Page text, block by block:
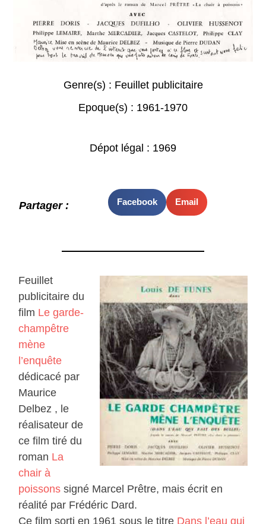
Genre(s) : Feuillet publicitaire
Epoque(s) : 1961-1970
Dépot légal : 1969
Partager : Facebook Email
Feuillet
publicitaire du
film Le garde-
champêtre
mène
l’enquête
dédicacé par
Maurice
Delbez , le
réalisateur de
ce film tiré du
roman La
chair à
poissons signé Marcel Prêtre, mais écrit en
réalité par Frédéric Dard.
Ce film sorti en 1961 sous le titre Dans l’eau qui